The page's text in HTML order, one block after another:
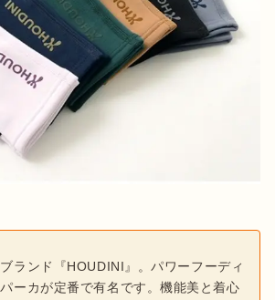
ランド『HOUDINI』。パワーフーディ
ーカが定番で有名です。機能美と着心